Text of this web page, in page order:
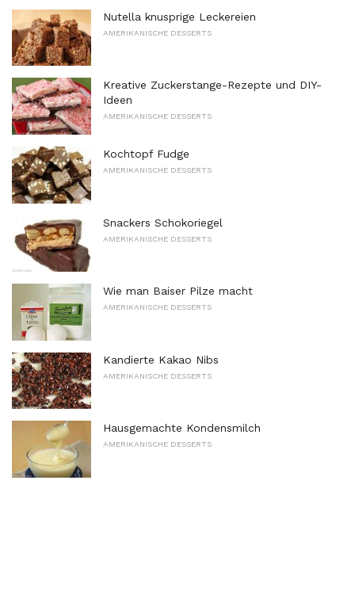
Nutella knusprige Leckereien
AMERIKANISCHE DESSERTS
Kreative Zuckerstange-Rezepte und DIY-
Ideen
AMERIKANISCHE DESSERTS
Kochtopf Fudge
AMERIKANISCHE DESSERTS
Snackers Schokoriegel
AMERIKANISCHE DESSERTS
Wie man Baiser Pilze macht
AMERIKANISCHE DESSERTS
Kandierte Kakao Nibs
AMERIKANISCHE DESSERTS
Hausgemachte Kondensmilch
AMERIKANISCHE DESSERTS